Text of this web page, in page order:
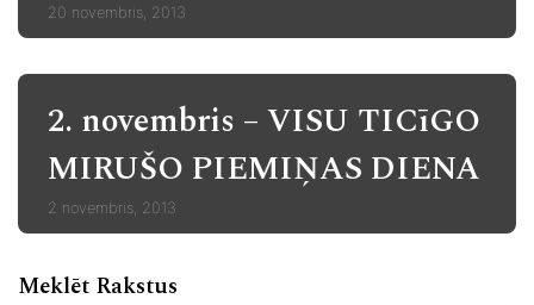
20 novembris, 2013
2. novembris – VISU TICīGO
MIRUŠO PIEMIŅAS DIENA
2 novembris, 2013
Meklēt Rakstus